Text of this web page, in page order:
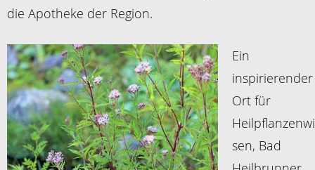
die Apotheke der Region.
Ein
inspirierender
Ort für
sen, Bad